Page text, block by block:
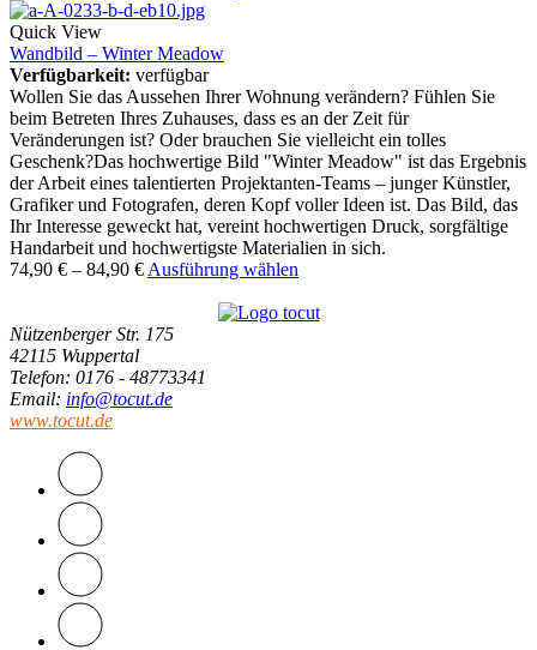
Quick View
Wandbild – Winter Meadow
Verfügbarkeit: verfügbar
Wollen Sie das Aussehen Ihrer Wohnung verändern? Fühlen Sie
beim Betreten Ihres Zuhauses, dass es an der Zeit für
Veränderungen ist? Oder brauchen Sie vielleicht ein tolles
Geschenk?Das hochwertige Bild "Winter Meadow" ist das Ergebnis
der Arbeit eines talentierten Projektanten-Teams – junger Künstler,
Grafiker und Fotografen, deren Kopf voller Ideen ist. Das Bild, das
Ihr Interesse geweckt hat, vereint hochwertigen Druck, sorgfältige
Handarbeit und hochwertigste Materialien in sich.
74,90 € – 84,90 € Ausführung wählen
Nützenberger Str. 175
42115 Wuppertal
Telefon: 0176 - 48773341
Email: info@tocut.de
www.tocut.de